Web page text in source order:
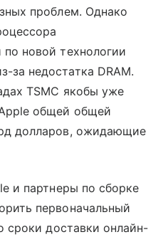
проблем. Однако
новой технологии
за недостатка DRAM.
TSMC якобы уже
общей общей
долларов, ожидающие
и партнеры по сборке
первоначальный
сроки доставки онлайн-